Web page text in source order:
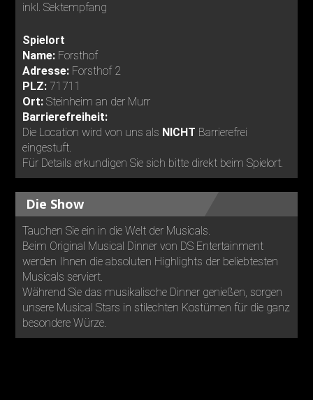
inkl. Sektempfang
Spielort
Name: Forsthof
Adresse: Forsthof 2
PLZ: 71711
Ort:Steinheim an der Murr
Barrierefreiheit:
Die Location wird von uns als NICHT Barrierefrei
eingestuft.
Für Details erkundigen Sie sich bitte direkt beim Spielort.
Die Show
Tauchen Sie ein in die Welt der Musicals.
Beim Original Musical Dinner von DS Entertainment
werden Ihnen die absoluten Highlights der beliebtesten
Musicals serviert.
Während Sie das musikalische Dinner genießen, sorgen
unsere Musical Stars in stilechten Kostümen für die ganz
besondere Würze.